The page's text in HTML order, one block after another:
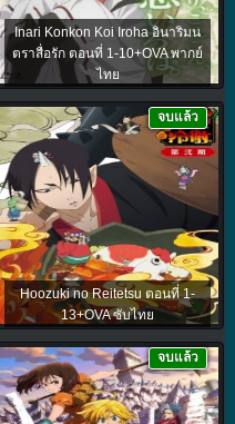
Inari Konkon Koi Iroha อินาริมน
ตราสื่อรัก ตอนที่ 1-10+OVA พากย์
ไทย
Hoozuki no Reitetsu ตอนที่ 1-
13+OVA ซับไทย
จบแล้ว
จบแล้ว